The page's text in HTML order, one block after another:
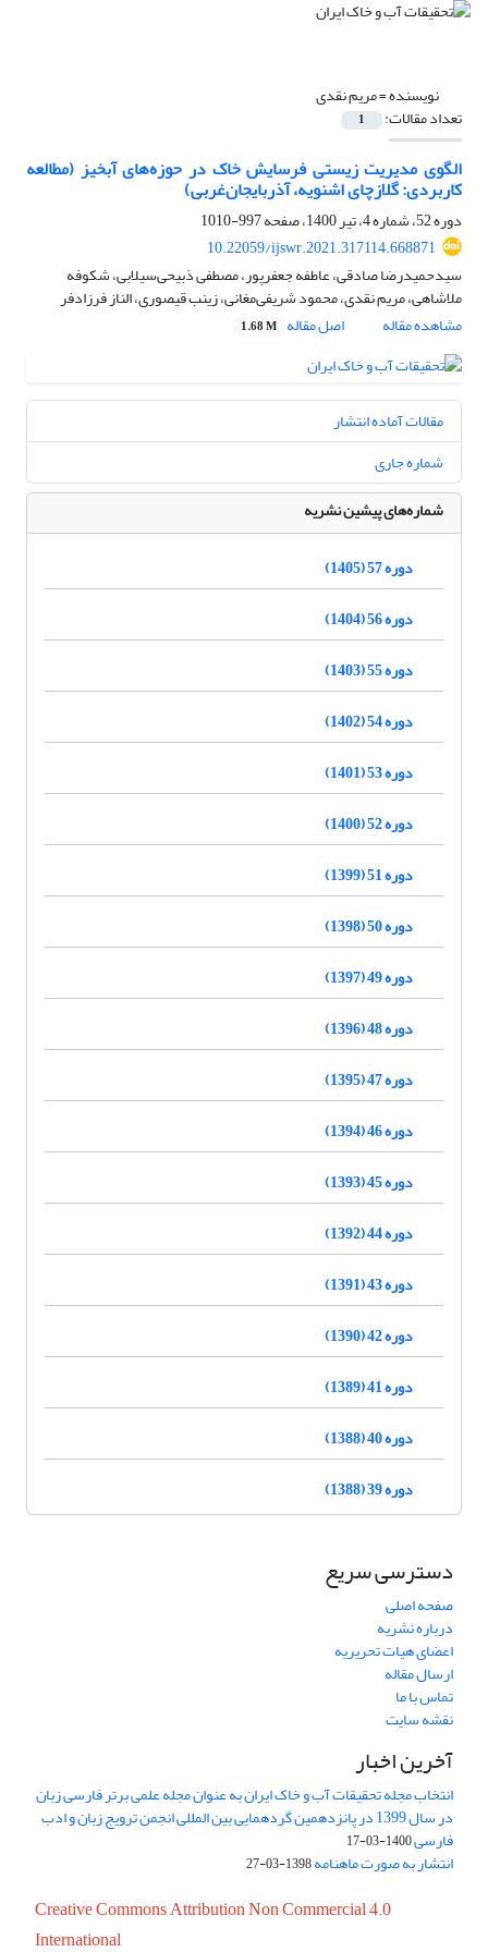
نویسنده =مریم نقدی
تعداد مقالات: 1
الگوی مدیریت زیستی فرسایش خاک در حوزه‌های آبخیز (مطالعه
کاربردی: گلازچای اشنویه، ‌آذربایجان‌غربی)
دوره 52، شماره 4، تیر 1400، صفحه
997-1010
10.22059/ijswr.2021.317114.668871
سیدحمیدرضا صادقی، عاطفه جعفرپور، مصطفی ذبیحی‌سیلابی، شکوفه
ملاشاهی، مریم نقدی، محمود شریفی‌مغانی، زینب قیصوری، الناز فرزادفر
مشاهده مقاله
اصل مقاله 1.68 M
مقالات آماده انتشار
شماره جاری
شماره‌های پیشین نشریه
دوره 57 (1405)
دوره 56 (1404)
دوره 55 (1403)
دوره 54 (1402)
دوره 53 (1401)
دوره 52 (1400)
دوره 51 (1399)
دوره 50 (1398)
دوره 49 (1397)
دوره 48 (1396)
دوره 47 (1395)
دوره 46 (1394)
دوره 45 (1393)
دوره 44 (1392)
دوره 43 (1391)
دوره 42 (1390)
دوره 41 (1389)
دوره 40 (1388)
دوره 39 (1388)
دسترسی سریع
صفحه اصلی
درباره نشریه
اعضای هیات تحریریه
ارسال مقاله
تماس با ما
نقشه سایت
آخرین اخبار
انتخاب مجله تحقیقات آب و خاک ایران به عنوان مجله علمی برتر فارسی زبان
در سال 1399 در پانزدهمین گردهمایی بین المللی انجمن ترویج زبان و ادب
فارسی1400-03-17
انتشار به صورت ماهنامه1398-03-27
Creative Commons Attribution Non Commercial 4.0
International